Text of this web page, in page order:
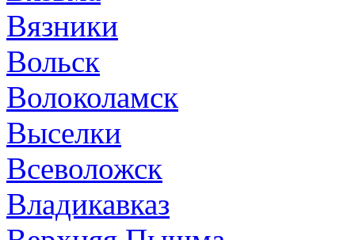
Вязники
Вольск
Волоколамск
Выселки
Всеволожск
Владикавказ